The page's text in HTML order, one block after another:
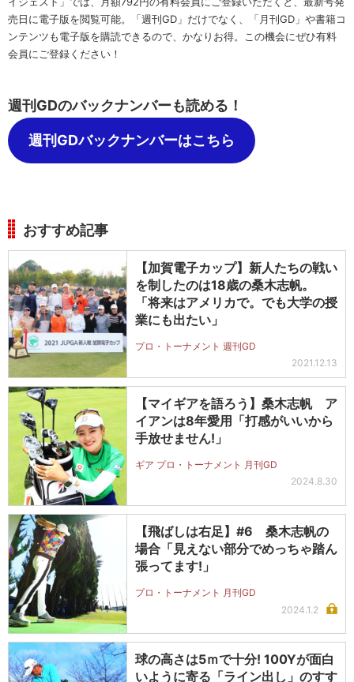
売日に電子版を閲覧可能。「週刊GD」だけでなく、「月刊GD」や書籍コ
ンテンツも電子版を購読できるので、かなりお得。この機会にぜひ有料
会員にご登録ください！
週刊GDのバックナンバーも読める！
週刊GDバックナンバーはこちら
おすすめ記事
【加賀電子カップ】新人たちの戦い
を制したのは18歳の桑木志帆。
「将来はアメリカで。でも大学の授
業にも出たい」
プロ・トーナメント 週刊GD
2021.12.13
【マイギアを語ろう】桑木志帆 ア
イアンは8年愛用「打感がいいから
手放せません!」
ギア プロ・トーナメント 月刊GD
2024.8.30
【飛ばしは右足】#6 桑木志帆の
場合「見えない部分でめっちゃ踏ん
張ってます!」
プロ・トーナメント 月刊GD
2024.1.2
球の高さは5ｍで十分! 100Yが面白
いように寄る「ライン出し」のすす